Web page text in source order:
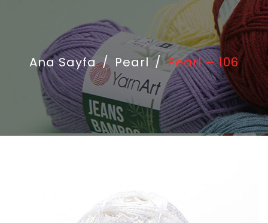
Ana Sayfa / Pearl / Pearl – 106